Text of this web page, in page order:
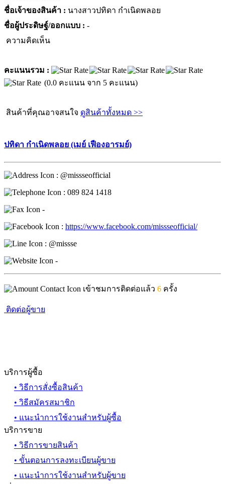
ชื่อเจ้าของสินค้า : นางสาวปทิดา กำเนิดพลอย
ชื่อผู้ประดิษฐ์/ออกแบบ : -
ความคิดเห็น
คะแนนรวม :
(0.0 คะแนน จาก 5 คะแนน)
สินค้าที่คุณอาจสนใจ ดูสินค้าทั้งหมด >>
ปทิดา กำเนิดพลอย (เมย์ เฟืองอารมย์)
: @missseofficial
: 089 824 1418
-
: https://www.facebook.com/missseofficial/
: @missse
-
เข้าชมการติดต่อแล้ว 6 ครั้ง
ติดต่อผู้ขาย
บริการผู้ซื้อ
• วิธีการสั่งซื้อสินค้า
• วิธีสมัครสมาชิก
• แนะนำการใช้งานสำหรับผู้ซื้อ
บริการขาย
• วิธีการขายสินค้า
• ขั้นตอนการลงทะเบียนผู้ขาย
• แนะนำการใช้งานสำหรับผู้ขาย